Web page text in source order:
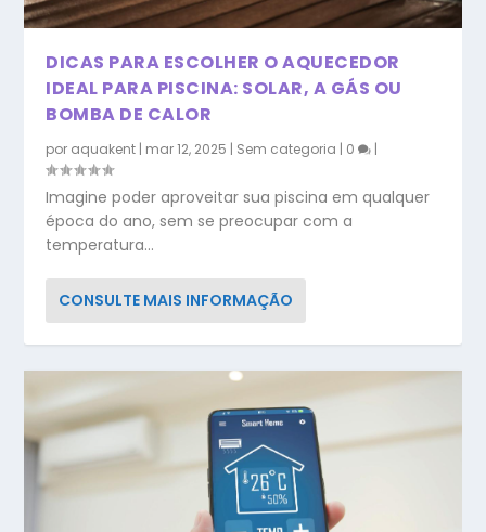
DICAS PARA ESCOLHER O AQUECEDOR
IDEAL PARA PISCINA: SOLAR, A GÁS OU
BOMBA DE CALOR
por aquakent | mar 12, 2025 | Sem categoria | 0 |
Imagine poder aproveitar sua piscina em qualquer
época do ano, sem se preocupar com a
temperatura...
CONSULTE MAIS INFORMAÇÃO